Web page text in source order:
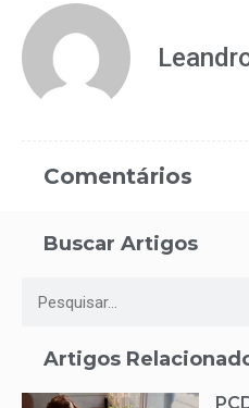
Comentários
Buscar Artigos
Artigos